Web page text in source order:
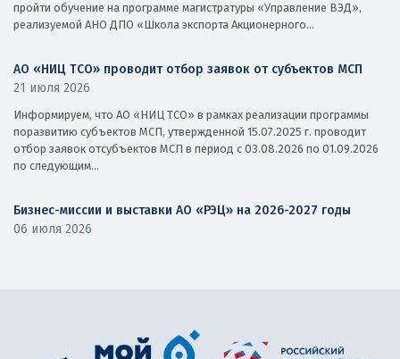
пройти обучение на программе магистратуры «Управление ВЭД»,
реализуемой АНО ДПО «Школа экспорта Акционерного...
АО «НИЦ ТСО» проводит отбор заявок от субъектов МСП
21 июля 2026
Информируем, что АО «НИЦ ТСО» в рамках реализации программы
поразвитию субъектов МСП, утвержденной 15.07.2025 г. проводит
отбор заявок отсубъектов МСП в период с 03.08.2026 по 01.09.2026
по следующим...
Бизнес-миссии и выставки АО «РЭЦ» на 2026-2027 годы
06 июля 2026